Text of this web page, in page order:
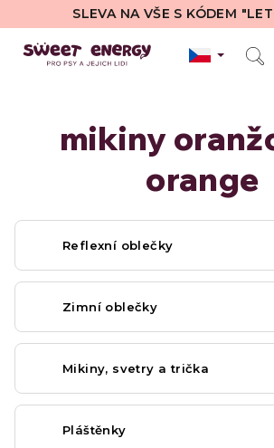
obsah
SLEVA NA VŠE S KÓDEM
mikiny
orange
Reflexní oblečky
Zimní oblečky
Mikiny, svetry a trička
Pláštěnky